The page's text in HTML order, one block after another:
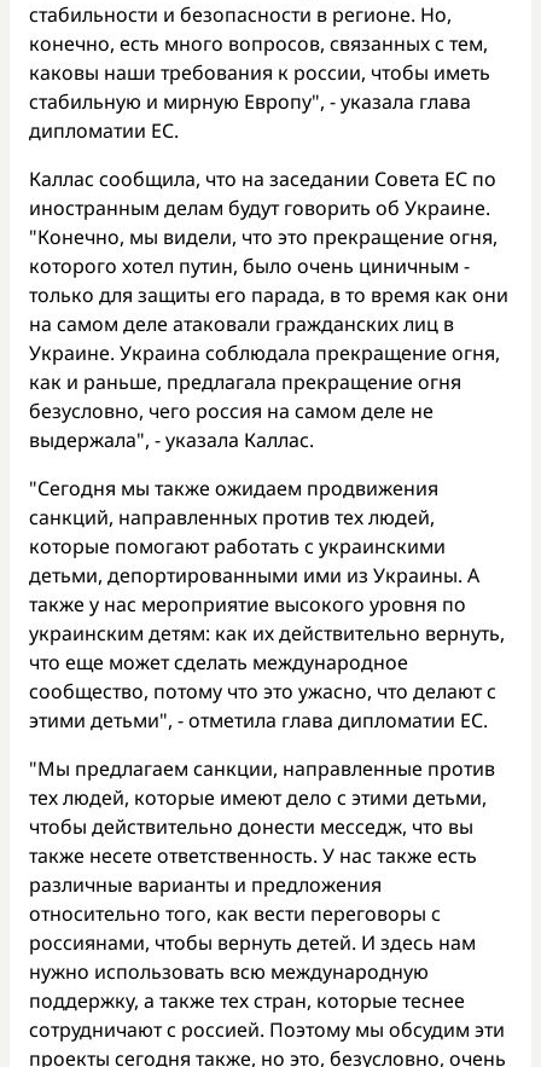
стабильности и безопасности в регионе. Но,
конечно, есть много вопросов, связанных с тем,
каковы наши требования к россии, чтобы иметь
стабильную и мирную Европу", - указала глава
дипломатии ЕС.
Каллас сообщила, что на заседании Совета ЕС по
иностранным делам будут говорить об Украине.
"Конечно, мы видели, что это прекращение огня,
которого хотел путин, было очень циничным -
только для защиты его парада, в то время как они
на самом деле атаковали гражданских лиц в
Украине. Украина соблюдала прекращение огня,
как и раньше, предлагала прекращение огня
безусловно, чего россия на самом деле не
выдержала", - указала Каллас.
"Сегодня мы также ожидаем продвижения
санкций, направленных против тех людей,
которые помогают работать с украинскими
детьми, депортированными ими из Украины. А
также у нас мероприятие высокого уровня по
украинским детям: как их действительно вернуть,
что еще может сделать международное
сообщество, потому что это ужасно, что делают с
этими детьми", - отметила глава дипломатии ЕС.
"Мы предлагаем санкции, направленные против
тех людей, которые имеют дело с этими детьми,
чтобы действительно донести месседж, что вы
также несете ответственность. У нас также есть
различные варианты и предложения
относительно того, как вести переговоры с
россиянами, чтобы вернуть детей. И здесь нам
нужно использовать всю международную
поддержку, а также тех стран, которые теснее
сотрудничают с россией. Поэтому мы обсудим эти
проекты сегодня также, но это, безусловно, очень